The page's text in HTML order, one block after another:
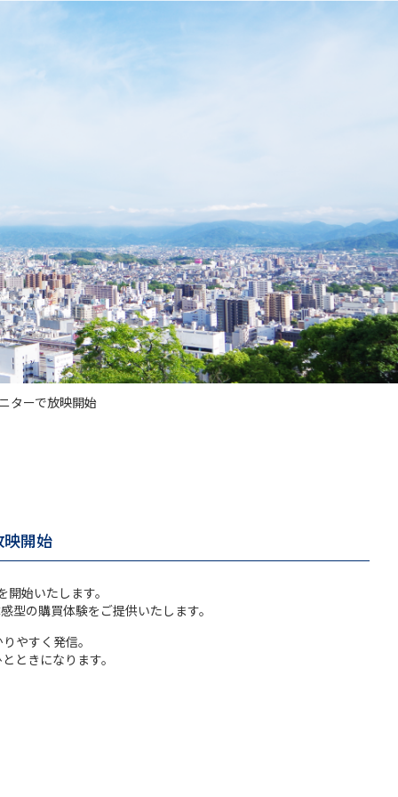
ターで放映開始
開始
始いたします。
型の購買体験をご提供いたします。
やすく発信。
ときになります。